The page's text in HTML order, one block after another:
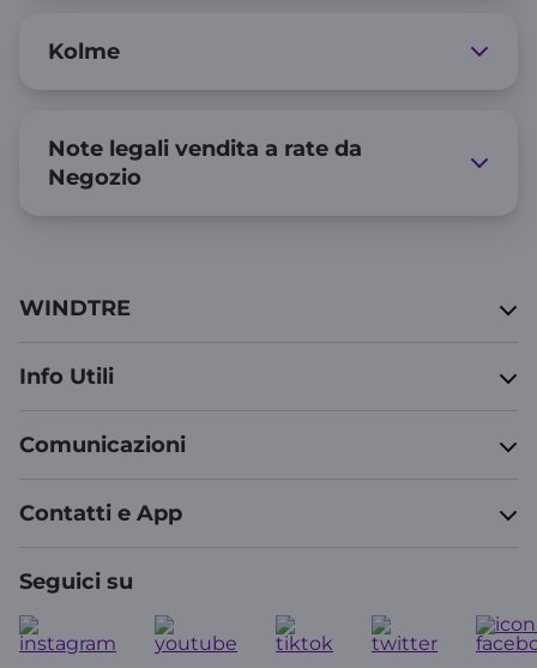
Kolme
Note legali vendita a rate da
Negozio
WINDTRE
Info Utili
Comunicazioni
Contatti e App
Seguici su